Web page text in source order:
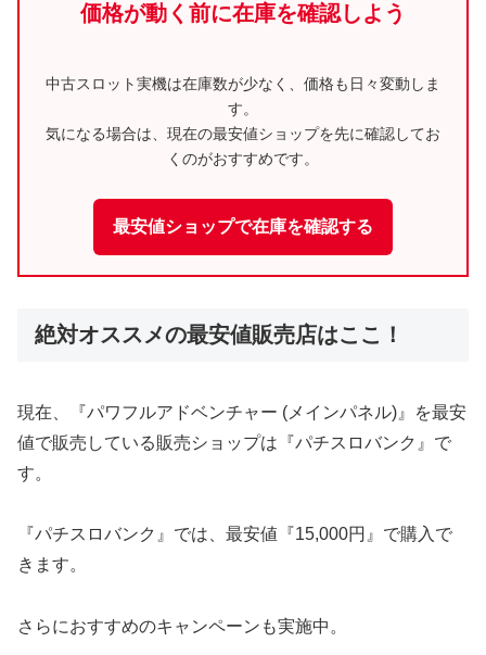
価格が動く前に在庫を確認しよう
中古スロット実機は在庫数が少なく、価格も日々変動しま
す。
気になる場合は、現在の最安値ショップを先に確認してお
くのがおすすめです。
最安値ショップで在庫を確認する
絶対オススメの最安値販売店はここ！
現在、『パワフルアドベンチャー (メインパネル)』を最安
値で販売している販売ショップは『パチスロバンク』で
す。
『パチスロバンク』では、最安値『15,000円』で購入で
きます。
さらにおすすめのキャンペーンも実施中。